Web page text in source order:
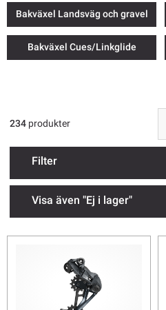
Bakväxel Landsväg och gravel
Bakväxel Cues/Linkglide
Filter
Visa även "Ej i lager"
234 produkter